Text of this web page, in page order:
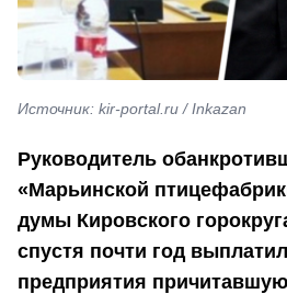
Источник: kir-portal.ru / Inkazan
Руководитель
«Марьинской
думы Кировского
спустя почти год
предприятия